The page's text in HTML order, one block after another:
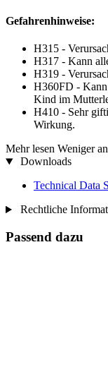
Gefahrenhinweise:
H315 -
H317 - Kann
H319 -
H360FD - Kann
Kind im
H410 - Sehr
Wirkung.
Mehr lesen Weniger
Downloads
Technical Data
Rechtliche
Passend dazu